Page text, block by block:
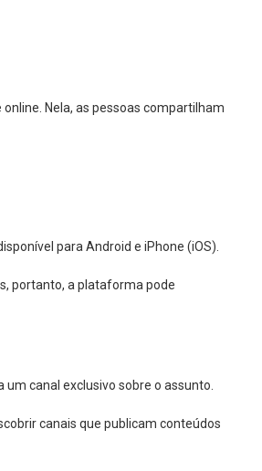
Nela, as pessoas compartilham
para Android e iPhone (iOS).
portanto, a plataforma pode
canal exclusivo sobre o assunto.
canais que publicam conteúdos